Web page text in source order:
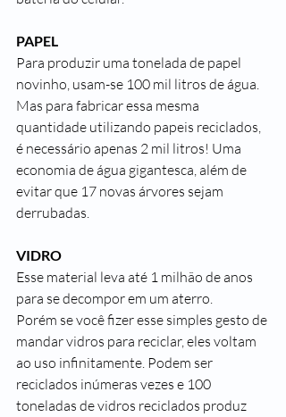
PAPEL
Para produzir uma tonelada de papel
novinho, usam-se 100 mil litros de água.
Mas para fabricar essa mesma
quantidade utilizando papeis reciclados,
é necessário apenas 2 mil litros! Uma
economia de água gigantesca, além de
evitar que 17 novas árvores sejam
derrubadas.
VIDRO
Esse material leva até 1 milhão de anos
para se decompor em um aterro.
Porém se você fizer esse simples gesto de
mandar vidros para reciclar, eles voltam
ao uso infinitamente. Podem ser
reciclados inúmeras vezes e 100
toneladas de vidros reciclados produz